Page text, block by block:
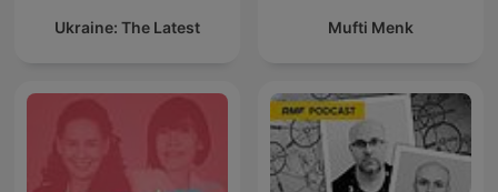
Ukraine: The Latest Mufti Menk